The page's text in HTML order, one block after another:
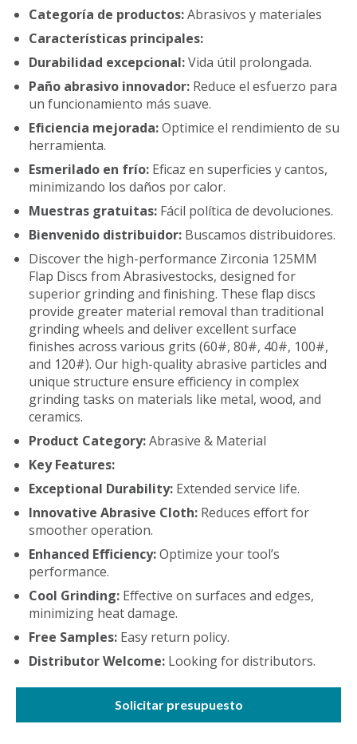
Categoría de productos:Abrasivos y materiales
Características principales:
Durabilidad excepcional:Vida útil prolongada.
Paño abrasivo innovador: Reduce el esfuerzo para
un funcionamiento más suave.
Eficiencia mejorada:Optimice el rendimiento de su
herramienta.
Esmerilado en frío: Eficaz en superficies y cantos,
minimizando los daños por calor.
Muestras gratuitas: Fácil política de devoluciones.
Bienvenido distribuidor: Buscamos distribuidores.
Discover the high-performance Zirconia 125MM
Flap Discs from Abrasivestocks, designed for
superior grinding and finishing. These flap discs
provide greater material removal than traditional
grinding wheels and deliver excellent surface
finishes across various grits (60#, 80#, 40#, 100#,
and 120#). Our high-quality abrasive particles and
unique structure ensure efficiency in complex
grinding tasks on materials like metal, wood, and
ceramics.
Product Category:Abrasive & Material
Key Features:
Exceptional Durability: Extended service life.
Innovative Abrasive Cloth: Reduces effort for
smoother operation.
Enhanced Efficiency:Optimize your tool’s
performance.
Cool Grinding: Effective on surfaces and edges,
minimizing heat damage.
Free Samples: Easy return policy.
Distributor Welcome: Looking for distributors.
Solicitar presupuesto